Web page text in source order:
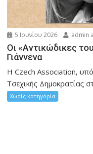
5 Ιουνίου 2026 admin
Οι «Αντικώδικες
Γιάννενα
Η Czech Association,
Τσεχικής Δημοκρατίας
Χωρίς κατηγορία